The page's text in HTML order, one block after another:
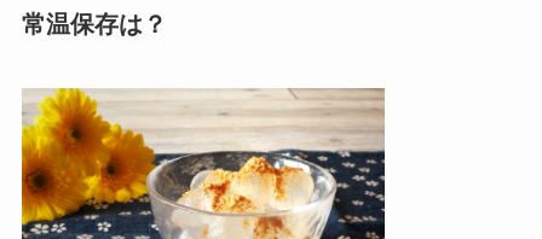
常温保存は？